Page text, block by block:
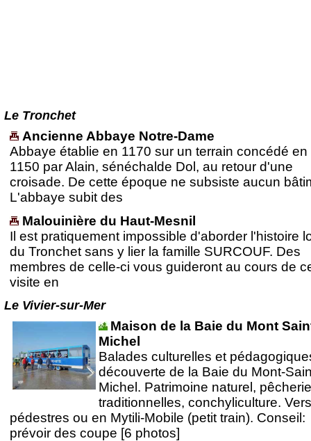
Le Tronchet
Ancienne Abbaye Notre-Dame
Abbaye établie en 1170 sur un terrain concédé en
1150 par Alain, sénéchalde Dol, au retour d'une
croisade. De cette époque ne subsiste aucun
L'abbaye subit des
Malouinière du Haut-Mesnil
Il est pratiquement impossible d'aborder l'histoire
du Tronchet sans y lier la famille SURCOUF. Des
membres de celle-ci vous guideront au cours de
visite en
Le Vivier-sur-Mer
Maison de la Baie du Mont
Michel
Balades culturelles et
découverte de la Baie du Mont-
Michel. Patrimoine naturel,
traditionnelles, conchyliculture.
pédestres ou en Mytili-Mobile (petit train). Conseil:
prévoir des coupe [6 photos]